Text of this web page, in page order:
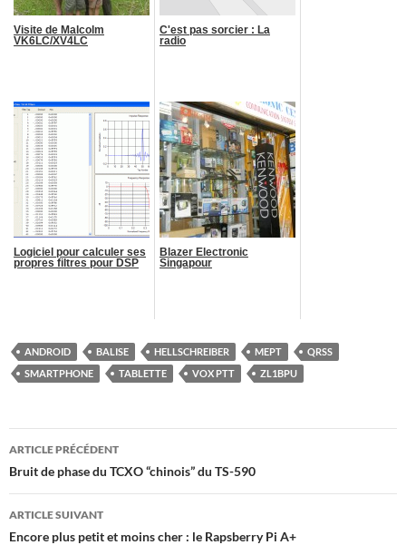
Visite de Malcolm
VK6LC/XV4LC
C'est pas sorcier : La
radio
Logiciel pour calculer ses
propres filtres pour DSP
Blazer Electronic
Singapour
ANDROID BALISE HELLSCHREIBER MEPT
QRSS
SMARTPHONE
TABLETTE VOX PTT ZL1BPU
Navigation
des
articles
ARTICLE PRÉCÉDENT
Bruit de phase du TCXO “chinois” du TS-590
ARTICLE SUIVANT
Encore plus petit et moins cher : le Rapsberry Pi A+